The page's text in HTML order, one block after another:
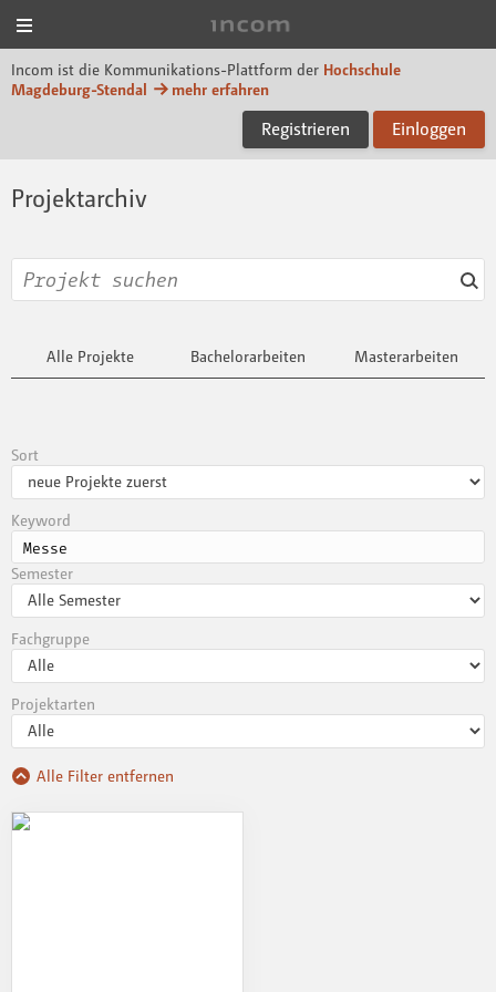
Incom ist die Kommunikations-Plattform der Hochschule
Magdeburg-Stendal
mehr erfahren
Registrieren Einloggen
Projektarchiv
Alle Projekte Bachelorarbeiten Masterarbeiten
Sort
Keyword
Semester
Fachgruppe
Projektarten
Alle Filter entfernen